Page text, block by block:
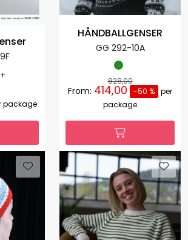
+
package
HÅNDBALLGENSER
GG 292-10A
828,00
From: 414,00 -50 % per
package